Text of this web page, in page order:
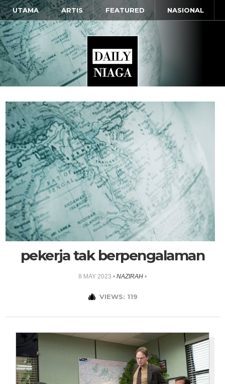
UTAMA ARTIS FEATURED NASIONAL
pekerja tak berpengalaman
8 MAY 2023 • NAZIRAH •
VIEWS: 119